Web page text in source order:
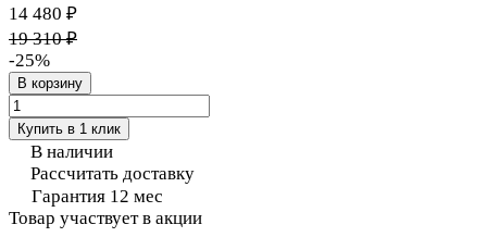
14 480 ₽
19 310 ₽
-25%
В корзину
Купить в 1 клик
В наличии
Рассчитать доставку
Гарантия 12 мес
Товар участвует в акции